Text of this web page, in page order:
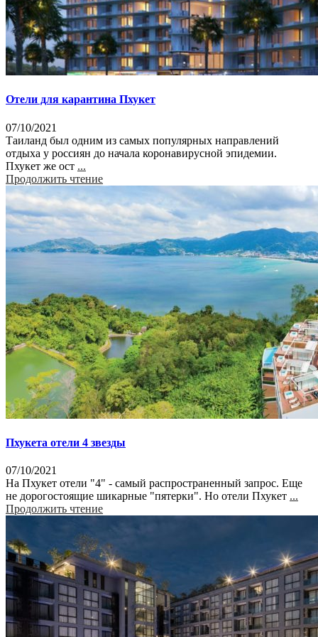
Отели для карантина Пхукет
07/10/2021
Таиланд был одним из самых популярных направлений
отдыха у россиян до начала коронавирусной эпидемии.
Пхукет же ост ...
Продолжить чтение
Пхукета отели 4 звезды
07/10/2021
На Пхукет отели "4" - самый распространенный запрос. Еще
не дорогостоящие шикарные "пятерки". Но отели Пхукет ...
Продолжить чтение